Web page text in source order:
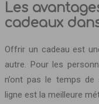
Les
cadeaux
Offrir un cadeau est
autre. Pour les
n’ont pas le temps
ligne est la meilleure